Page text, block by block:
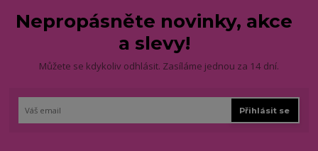
Nepropásněte novinky, akce
a slevy!
Můžete se kdykoliv odhlásit. Zasíláme jednou za 14 dní.
Přihlásit se